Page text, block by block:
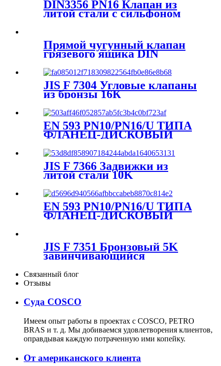
DIN3356 PN16 Клапан из
литой стали с сильфоном
Прямой чугунный клапан
грязевого ящика DIN
JIS F 7304 Угловые клапаны
из бронзы 16К
EN 593 PN10/PN16/U ТИПА
ФЛАНЕЦ-ДИСКОВЫЙ
КЛАПАН
JIS F 7366 Задвижки из
литой стали 10K
EN 593 PN10/PN16/U ТИПА
ФЛАНЕЦ-ДИСКОВЫЙ
КЛАПАН
JIS F 7351 Бронзовый 5K
завинчивающийся
обратный клапан
Связанный блог
Отзывы
Суда COSCO
Имеем опыт работы в проектах с COSCO, PETRO
BRAS и т. д. Мы добиваемся удовлетворения клиентов,
оправдывая каждую потраченную ими копейку.
От американского клиента